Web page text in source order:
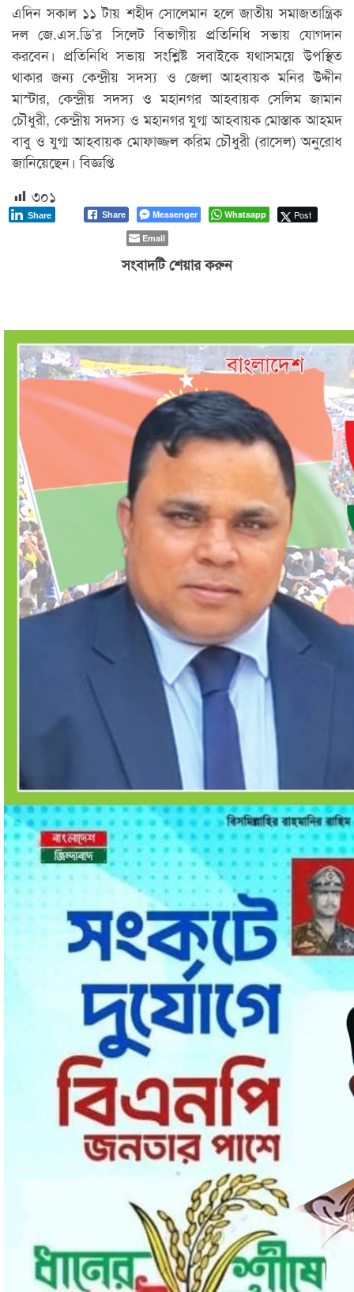
এদিন সকাল ১১ টায় শহীদ সোলেমান হলে জাতীয় সমাজতান্ত্রিক
দল জে.এস.ডি’র সিলেট বিভাগীয় প্রতিনিধি সভায় যোগদান
করবেন। প্রতিনিধি সভায় সংশ্লিষ্ট সবাইকে যথাসময়ে উপস্থিত
থাকার জন্য কেন্দ্রীয় সদস্য ও জেলা আহবায়ক মনির উদ্দীন
মাস্টার, কেন্দ্রীয় সদস্য ও মহানগর আহবায়ক সেলিম জামান
চৌধুরী, কেন্দ্রীয় সদস্য ও মহানগর যুগ্ম আহবায়ক মোস্তাক আহমদ
বাবু ও যুগ্ম আহবায়ক মোফাজ্জল করিম চৌধুরী (রাসেল) অনুরোধ
জানিয়েছেন। বিজ্ঞপ্তি
৩০১
Share Messenger Whatsapp Post
Share
Email
সংবাদটি শেয়ার করুন